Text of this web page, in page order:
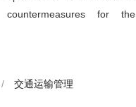
for the
/ 交通运输管理